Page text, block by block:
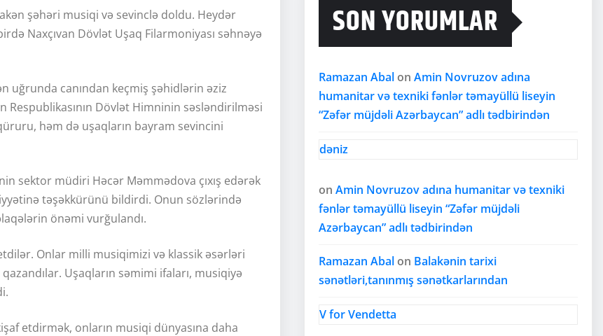
şəhəri musiqi və sevinclə doldu. Heydər
Naxçıvan Dövlət Uşaq Filarmoniyası səhnəyə
uğrunda canından keçmiş şəhidlərin əziz
Dövlət Himninin səsləndirilməsi
həm də uşaqların bayram sevincini
sektor müdiri Həcər Məmmədova çıxış edərək
təşəkkürünü bildirdi. Onun sözlərində
önəmi vurğulandı.
Onlar milli musiqimizi və klassik əsərləri
Uşaqların səmimi ifaları, musiqiyə
etdirmək, onların musiqi dünyasına daha
SON YORUMLAR
Ramazan Abal on Amin Novruzov adına
humanitar və texniki fənlər təmayüllü liseyin
“Zəfər müjdəli Azərbaycan” adlı tədbirindən
dəniz
on Amin Novruzov adına humanitar və texniki
fənlər təmayüllü liseyin “Zəfər müjdəli
Azərbaycan” adlı tədbirindən
Ramazan Abal on Balakənin tarixi
sənətləri,tanınmış sənətkarlarından
V for Vendetta